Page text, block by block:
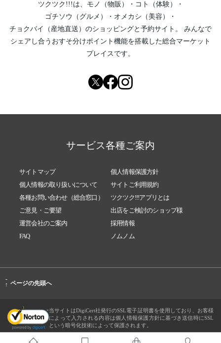
ツクツク!!!は、 モノ（物販） ・ コト（体験）
・
ゴチソウ（グルメ）
・ オメカシ（美容）
・
チョクバイ（産地直送） のショッピングと予約サイト。
みんなで
シェアし合う おすそ分けポイント機能を搭載した総合マーケット
プレイスです。
サービス各種ご案内
サイトマップ
個人情報保護方針
個人情報の取り扱いについて
サイトご利用規約
各種お問い合わせ（総合窓口）
ツクツク!!!アプリとは
ご意見・ご要望
出店をご検討のショップ様
運営会社のご案内
採用情報
FAQ
ノムノム
-
↑ ページの先頭へ
当サイトはDigiCert社発行のSSL電子証明書を使用しており、お客様
によって入力される内容は個人情報保護方針に基づき送信時にSSL
という暗号化技術によって保護されます。